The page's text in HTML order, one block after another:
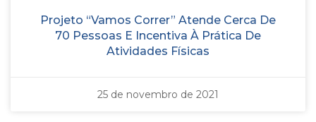
Projeto “Vamos Correr” Atende Cerca De
70 Pessoas E Incentiva À Prática De
Atividades Físicas
25 de novembro de 2021